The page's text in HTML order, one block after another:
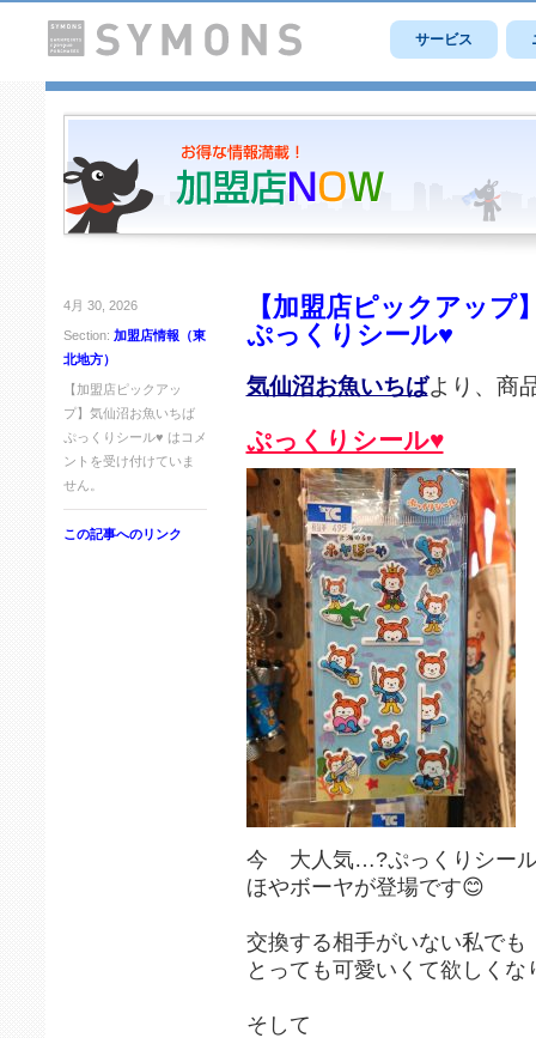
サービス
4月 30, 2026
Section: 加盟店情報（東
北地方）
【加盟店ピックアッ
プ】気仙沼お魚いちば
ぷっくりシール♥ は コメ
ントを受け付けていま
せん。
この記事へのリンク
【加盟店ピックアップ
ぷっくりシール♥
気仙沼お魚いちばより、商
ぷっくりシール♥
今 大人気…?ぷっくりシー
ほやボーヤが登場です😊
交換する相手がいない私でも
とっても可愛いくて欲しくな
そして